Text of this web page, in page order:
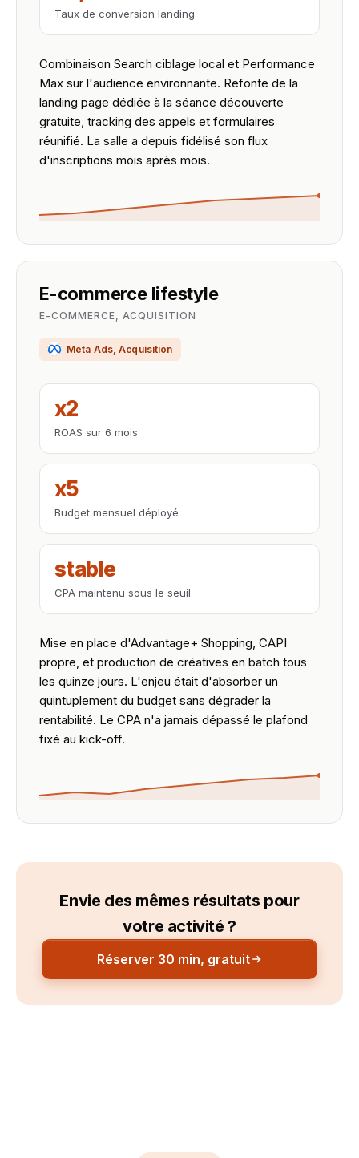
Taux de conversion landing
Combinaison Search ciblage local et Performance
Max sur l'audience environnante. Refonte de la
landing page dédiée à la séance découverte
gratuite, tracking des appels et formulaires
réunifié. La salle a depuis fidélisé son flux
d'inscriptions mois après mois.
E-commerce lifestyle
E-COMMERCE, ACQUISITION
Meta Ads, Acquisition
x2
ROAS sur 6 mois
x5
Budget mensuel déployé
stable
CPA maintenu sous le seuil
Mise en place d'Advantage+ Shopping, CAPI
propre, et production de créatives en batch tous
les quinze jours. L'enjeu était d'absorber un
quintuplement du budget sans dégrader la
rentabilité. Le CPA n'a jamais dépassé le plafond
fixé au kick-off.
Envie des mêmes résultats pour
votre activité ?
Réserver 30 min, gratuit